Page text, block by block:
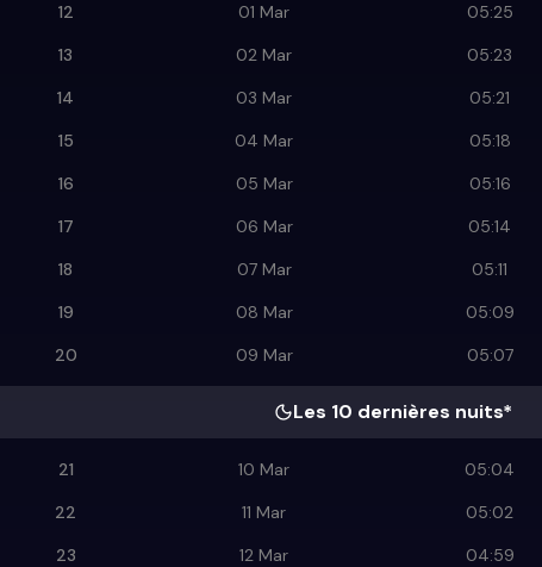
12
01 Mar 05:25
13
02 Mar 05:23
14
03 Mar 05:21
15
04 Mar 05:18
16
05 Mar 05:16
17
06 Mar 05:14
18
07 Mar 05:11
19
08 Mar 05:09
20
09 Mar 05:07
Les 10 dernières nuits*
21 10 Mar 05:04
22
11 Mar 05:02
23
12 Mar 04:59